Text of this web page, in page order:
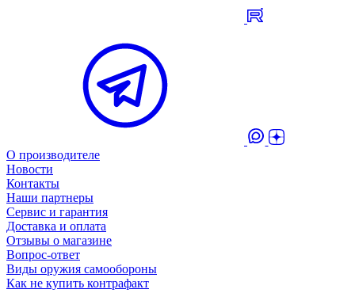
О производителе
Новости
Контакты
Наши партнеры
Сервис и гарантия
Доставка и оплата
Отзывы о магазине
Вопрос-ответ
Виды оружия самообороны
Как не купить контрафакт